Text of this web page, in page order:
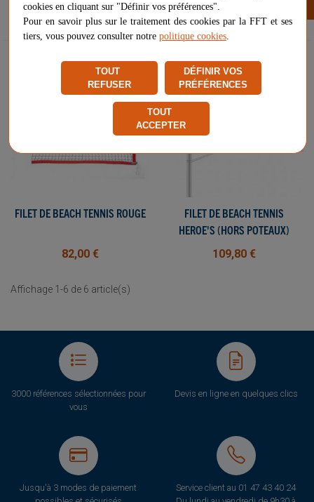
79,99 € 82,00 €
FILET DE BEACH TENNIS ROUGE
82,00 €
Nouveau
FILET DE BEACH TENNIS
HEROE'S (HORS POTEAUX)
109,80 €
Affichage 1-6 de 6 article(s)
3000 références sélectionnées pour
vous
Devis en ligne en quelques clics
Jusqu'à 3 modes de paiement
Service client au 01 47 43 40 24
cookies en cliquant sur "Définir vos préférences".
Pour en savoir plus sur le traitement des cookies par la FFT et ses
tiers, vous pouvez consulter notre politique cookies
TOUT
REFUSER
DÉFINIR VOS
PRÉFÉRENCES
TOUT
ACCEPTER